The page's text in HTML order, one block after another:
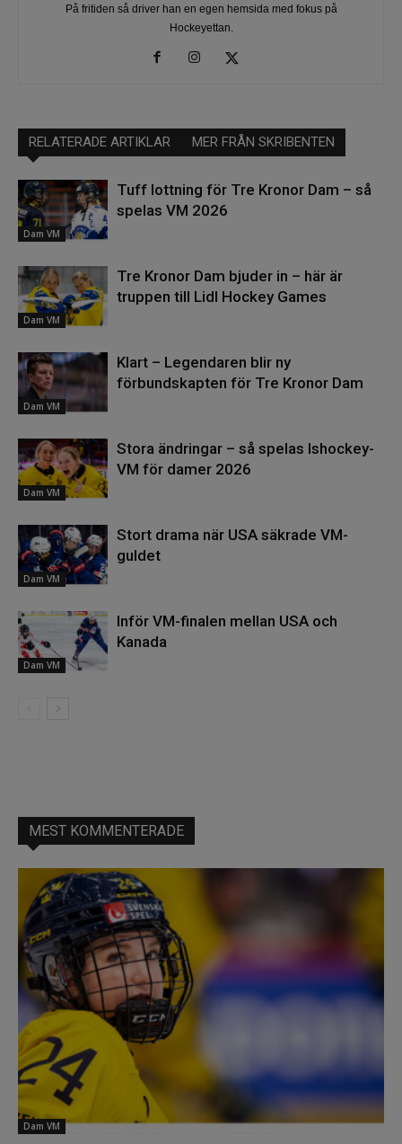
På fritiden så driver han en egen hemsida med fokus på
Hockeyettan.
RELATERADE ARTIKLAR MER FRÅN SKRIBENTEN
Dam VM
Tuff lottning för Tre Kronor Dam – så
spelas VM 2026
Dam VM
Tre Kronor Dam bjuder in – här är
truppen till Lidl Hockey Games
Dam VM
Klart – Legendaren blir ny
förbundskapten för Tre Kronor Dam
Dam VM
Stora ändringar – så spelas Ishockey-
VM för damer 2026
Dam VM
Stort drama när USA säkrade VM-
guldet
Dam VM
Inför VM-finalen mellan USA och
Kanada
MEST KOMMENTERADE
Dam VM